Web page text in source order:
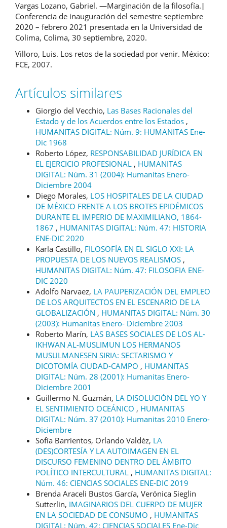
Vargas Lozano, Gabriel. ―Marginación de la filosofía.‖
Conferencia de inauguración del semestre septiembre
2020 – febrero 2021 presentada en la Universidad de
Colima, Colima, 30 septiembre, 2020.
Villoro, Luis. Los retos de la sociedad por venir. México:
FCE, 2007.
Artículos similares
Giorgio del Vecchio, Las Bases Racionales del
Estado y de los Acuerdos entre los Estados ,
HUMANITAS DIGITAL: Núm. 9: HUMANITAS Ene-
Dic 1968
Roberto López, RESPONSABILIDAD JURÍDICA EN
EL EJERCICIO PROFESIONAL , HUMANITAS
DIGITAL: Núm. 31 (2004): Humanitas Enero-
Diciembre 2004
Diego Morales, LOS HOSPITALES DE LA CIUDAD
DE MÉXICO FRENTE A LOS BROTES EPIDÉMICOS
DURANTE EL IMPERIO DE MAXIMILIANO, 1864-
1867 , HUMANITAS DIGITAL: Núm. 47: HISTORIA
ENE-DIC 2020
Karla Castillo, FILOSOFÍA EN EL SIGLO XXI: LA
PROPUESTA DE LOS NUEVOS REALISMOS ,
HUMANITAS DIGITAL: Núm. 47: FILOSOFIA ENE-
DIC 2020
Adolfo Narvaez, LA PAUPERIZACIÓN DEL EMPLEO
DE LOS ARQUITECTOS EN EL ESCENARIO DE LA
GLOBALIZACIÓN , HUMANITAS DIGITAL: Núm. 30
(2003): Humanitas Enero- Diciembre 2003
Roberto Marín, LAS BASES SOCIALES DE LOS AL-
IKHWAN AL-MUSLIMUN LOS HERMANOS
MUSULMANESEN SIRIA: SECTARISMO Y
DICOTOMÍA CIUDAD-CAMPO , HUMANITAS
DIGITAL: Núm. 28 (2001): Humanitas Enero-
Diciembre 2001
Guillermo N. Guzmán, LA DISOLUCIÓN DEL YO Y
EL SENTIMIENTO OCEÁNICO , HUMANITAS
DIGITAL: Núm. 37 (2010): Humanitas 2010 Enero-
Diciembre
Sofía Barrientos, Orlando Valdéz, LA
(DES)CORTESÍA Y LA AUTOIMAGEN EN EL
DISCURSO FEMENINO DENTRO DEL ÁMBITO
POLÍTICO INTERCULTURAL , HUMANITAS DIGITAL:
Núm. 46: CIENCIAS SOCIALES ENE-DIC 2019
Brenda Araceli Bustos García, Verónica Sieglin
Sutterlin, IMAGINARIOS DEL CUERPO DE MUJER
EN LA SOCIEDAD DE CONSUMO , HUMANITAS
DIGITAL: Núm. 42: CIENCIAS SOCIALES Ene-Dic